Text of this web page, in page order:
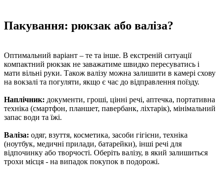
Пакування: рюкзак або валіза?
Оптимальний варіант – те та інше. В екстреній ситуації
компактний рюкзак не заважатиме швидко пересуватись і
мати вільні руки. Також валізу можна залишити в камері схову
на вокзалі та погуляти, якщо є час до відправлення поїзду.
Наплічник: документи, гроші, цінні речі, аптечка, портативна
техніка (смартфон, планшет, павербанк, ліхтарік), мінімальний
запас води та їжі.
Валіза: одяг, взуття, косметика, засоби гігієни, техніка
(ноутбук, медичні прилади, батарейки), інші речі для
відпочинку або творчості. Оберіть валізу, в який залишиться
трохи місця - на випадок покупок в подорожі.